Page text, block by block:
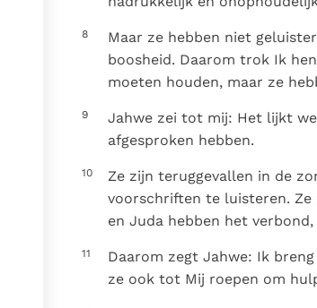
8
Maar ze hebben niet
boosheid. Daarom trok Ik
moeten houden, maar ze
9
Jahwe zei tot mij: Het lijkt
afgesproken hebben.
10
Ze zijn teruggevallen in de
voorschriften te luisteren. Ze
en Juda hebben het
11
Daarom zegt Jahwe: Ik
ze ook tot Mij roepen om